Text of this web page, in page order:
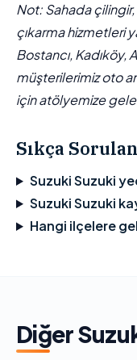
Not: Sahada çilingir,
çıkarma hizmetleri
Bostancı, Kadıköy,
müşterilerimiz oto
için atölyemize
Sıkça
Suzuki Suzuki
Suzuki Suzuki
Hangi ilçelere
Diğer